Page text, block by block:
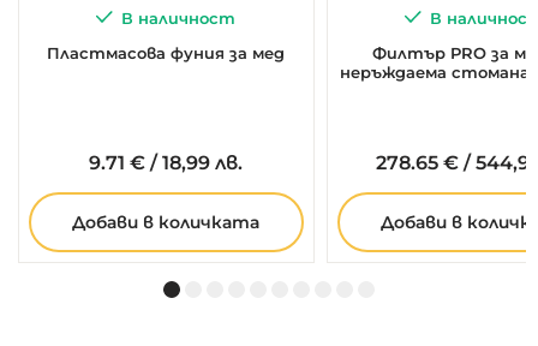
В наличност
Пластмасова фуния за мед
9.71 € /18,99 лв.
Добави в количката
В
Филтър PRO за
неръждаема
278.65 €/
Добави в